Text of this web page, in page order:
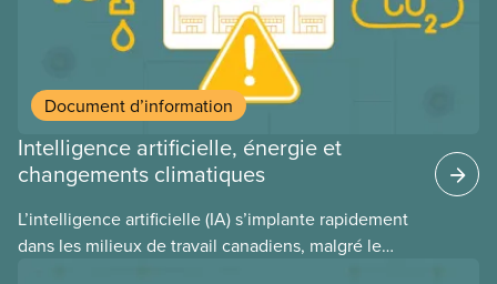
Document d’information
Intelligence artificielle, énergie et
changements climatiques
L’intelligence artificielle (IA) s’implante rapidement
dans les milieux de travail canadiens, malgré le